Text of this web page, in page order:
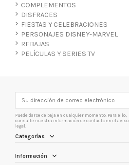
COMPLEMENTOS
DISFRACES
FIESTAS Y CELEBRACIONES
PERSONAJES DISNEY-MARVEL
REBAJAS
PELÍCULAS Y SERIES TV
Puede darse de baja en cualquier momento. Para ello,
consulte nuestra información de contacto en el aviso
legal.
Categorías
Información